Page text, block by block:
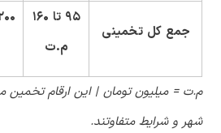
جمع کل تخمینی
۹۵ تا ۱۶۰
م.ت
م.ت =میلیون تومان |این ارقام تخمین
شهر و شرایط متفاوتند.